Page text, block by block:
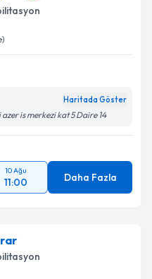
Haritada Göster
is merkezi kat 5 Daire 14
10 Ağu
11:00 Daha Fazla